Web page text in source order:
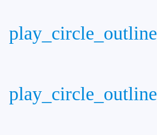
play_circle_outline
play_circle_outline